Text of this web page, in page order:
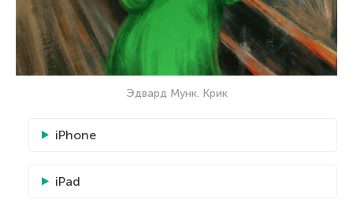
Эдвард Мунк. Крик
iPhone
iPad